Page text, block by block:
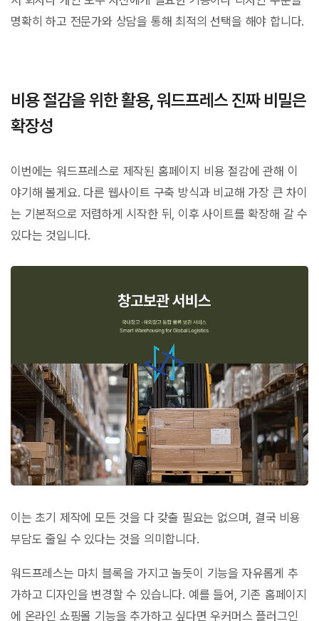
명확히 하고 전문가와 상담을 통해 최적의 선택을 해야 합니다.
비용 절감을 위한 활용, 워드프레스 진짜 비밀은
확장성
이번에는 워드프레스로 제작된 홈페이지 비용 절감에 관해 이
야기해 볼게요. 다른 웹사이트 구축 방식과 비교해 가장 큰 차이
는 기본적으로 저렴하게 시작한 뒤, 이후 사이트를 확장해 갈 수
있다는 것입니다.
이는 초기 제작에 모든 것을 다 갖출 필요는 없으며, 결국 비용
부담도 줄일 수 있다는 것을 의미합니다.
워드프레스는 마치 블록을 가지고 놀듯이 기능을 자유롭게 추
가하고 디자인을 변경할 수 있습니다. 예를 들어, 기존 홈페이지
에 온라인 쇼핑몰 기능을 추가하고 싶다면 우커머스 플러그인